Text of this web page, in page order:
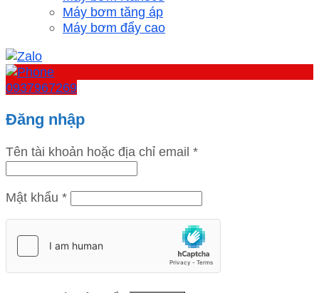
Máy bơm tăng áp
Máy bơm đẩy cao
0937967269
Đăng nhập
Tên tài khoản hoặc địa chỉ email *
Mật khẩu *